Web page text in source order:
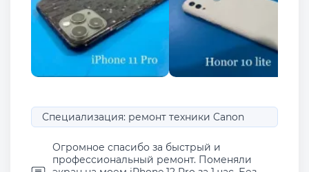
Специализация: ремонт техники Canon
Огромное спасибо за быстрый и
профессиональный ремонт. Поменяли